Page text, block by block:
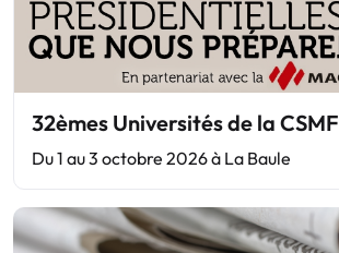
32èmes Universités de la CSMF
Du 1 au 3 octobre 2026 à La Baule